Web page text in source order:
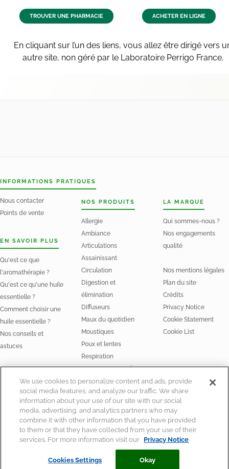
TROUVER UNE PHARMACIE ACHETER EN LIGNE
En cliquant sur l’un des liens, vous allez être dirigé vers
autre site, non géré par le Laboratoire Perrigo France.
INFORMATIONS PRATIQUES
Nous contacter
Points de vente
EN SAVOIR PLUS
Qu'est ce que
l'aromathérapie ?
Qu'est ce qu'une huile
essentielle ?
Comment choisir une
huile essentielle ?
Nos conseils et
astuces
Huiles essentielles
NOS PRODUITS
Allergie
Ambiance
Articulations
Assainissant
Circulation
Digestion et
élimination
Diffuseurs
Maux du quotidien
Moustiques
Poux et lentes
Respiration
Stress et Sommeil
LA MARQUE
Qui sommes-nous ?
Nos engagements
qualité
Nos mentions légales
Plan du site
Crédits
Privacy Notice
Cookie Statement
Cookie List
© Laboratoire Perrigo France
Pour votre santé, mangez au moins 5 fruits et légumes par
We use cookies to personalize content and ads, provide
social media features, and analyze our traffic. We share
information about your use of our site with our social
media, advertising, and analytics partners who may
combine it with other information that you have provided
to them or that they have collected from your use of their
services. For more information visit our Privacy Notice
Cookies Settings Okay